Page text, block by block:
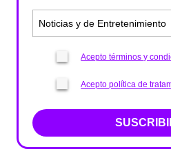
Acepto términos y
Acepto política de